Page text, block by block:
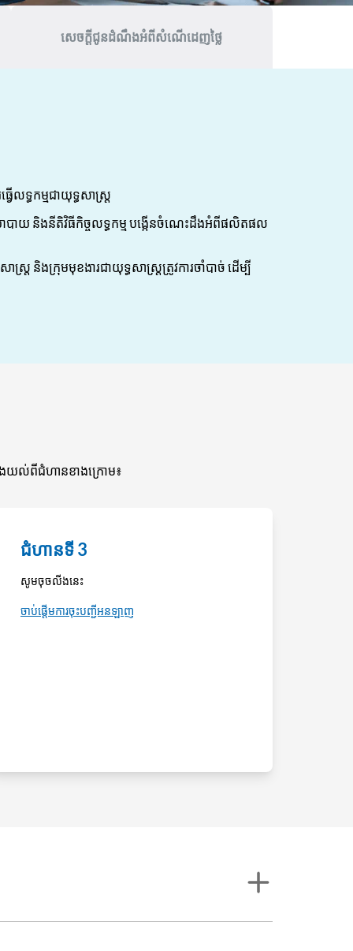
សេចក្តីជូនដំណឹងអំពីសំណើដេញថ្លៃ
លទ្ធកម្មជាយុទ្ធសាស្ត្រ
ាយ និងនីតិវិធីកិច្ចលទ្ធកម្ម បង្កើនចំណេះដឹងអំពីផលិតផល
រ និងក្រុមមុខងារជាយុទ្ធសាស្ត្រត្រូវការចាំបាច់ ដើម្បី
ងយល់ពីជំហានខាងក្រោម៖
ជំហានទី 3
សូមចុចលីងនេះ
ចាប់ផ្តើមការចុះបញ្ជីអនឡាញ